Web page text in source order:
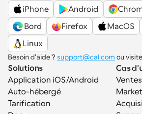
iPhone
Android
Bord
Firefox MacOS
Linux
Besoin d'aide ? support@cal.com ou
Solutions
Application iOS/Android
Auto-hébergé
Tarification
Cas
Ventes